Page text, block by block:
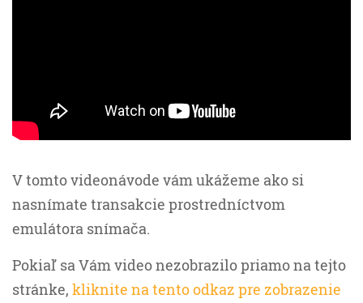
V tomto videonávode vám ukážeme ako si
nasnímate transakcie prostredníctvom
emulátora snímača.
Pokiaľ sa Vám video nezobrazilo priamo na tejto
stránke, kliknite na tento odkaz pre zobrazenie